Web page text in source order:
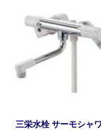
三栄水栓 サーモシャ